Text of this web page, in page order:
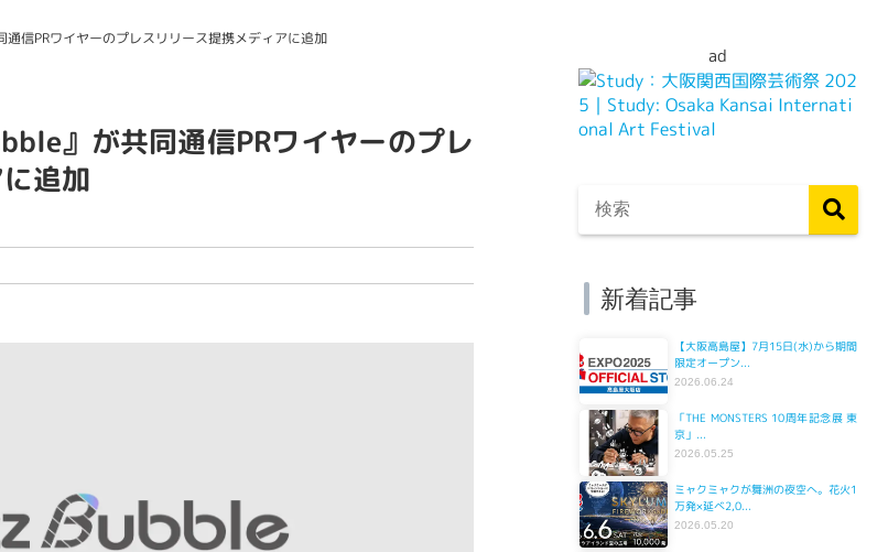
通信PRワイヤーのプレスリリース提携メディアに追加
』が共同通信PRワイヤーのプレ
追加
ad
新着記事
【大阪高島屋】7月15日(水)から期間
限定オープン...
2026.06.24
「THE MONSTERS 10周年記念展 東
京」...
2026.05.25
ミャクミャクが舞洲の夜空へ。花火1
万発×延べ2,0...
2026.05.20